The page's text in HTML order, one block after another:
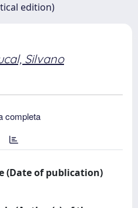
edition)
Silvano
completa
(Date of publication)